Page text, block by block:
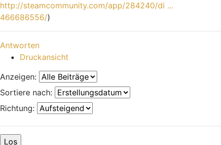
http://steamcommunity.com/app/284240/di ...
466686556/)
Nach oben
Antworten
Druckansicht
Anzeigen:
Sortiere nach:
Richtung: